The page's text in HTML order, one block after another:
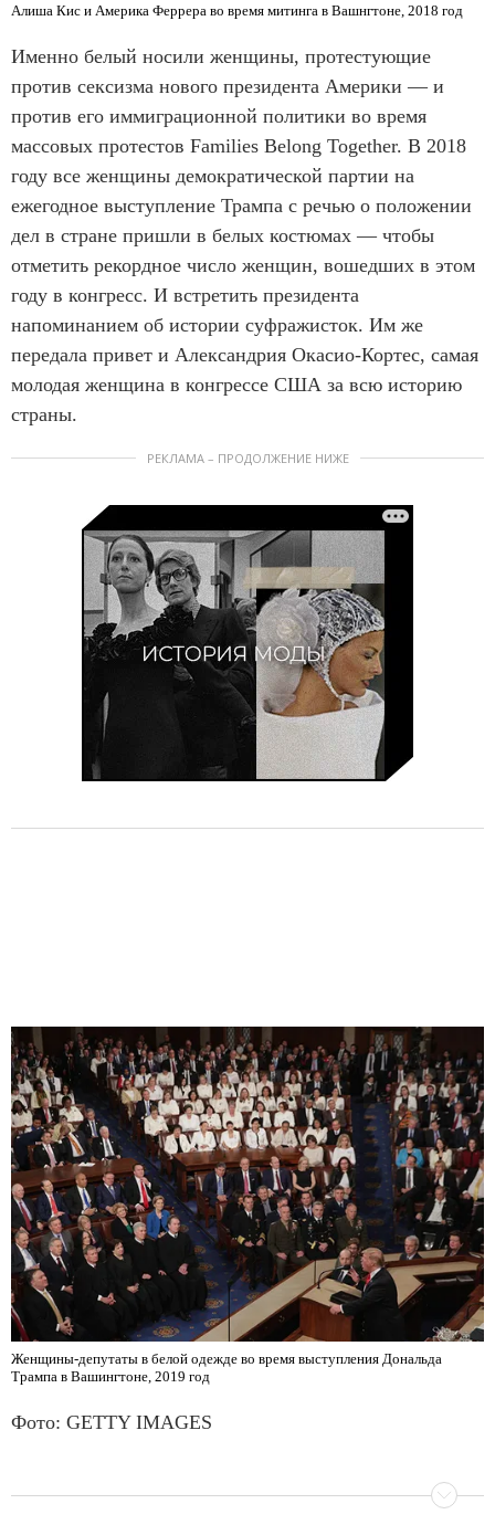
Алиша Кис и Америка Феррера во время митинга в Вашнгтоне, 2018 год
Именно белый носили женщины, протестующие
против сексизма нового президента Америки — и
против его иммиграционной политики во время
массовых протестов Families Belong Together. В 2018
году все женщины демократической партии на
ежегодное выступление Трампа с речью о положении
дел в стране пришли в белых костюмах — чтобы
отметить рекордное число женщин, вошедших в этом
году в конгресс. И встретить президента
напоминанием об истории суфражисток. Им же
передала привет и Александрия Окасио-Кортес, самая
молодая женщина в конгрессе США за всю историю
страны.
РЕКЛАМА – ПРОДОЛЖЕНИЕ НИЖЕ
Женщины-депутаты в белой одежде во время выступления Дональда
Трампа в Вашингтоне, 2019 год
Фото: GETTY IMAGES